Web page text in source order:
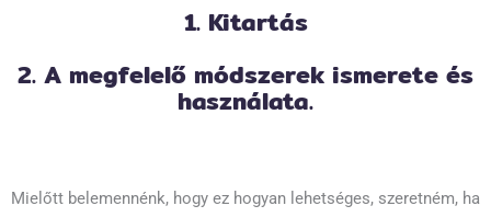
1. Kitartás
2. A megfelelő módszerek ismerete és
használata.
Mielőtt belemennénk, hogy ez hogyan lehetséges, szeretném, ha